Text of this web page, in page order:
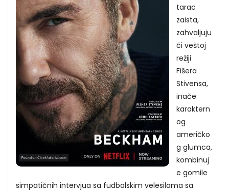
tarac
zaista,
zahvaljuju
ći veštoj
režiji
Fišera
Stivensa,
inače
karaktern
og
američko
g glumca,
kombinuj
e gomile
simpatičnih intervjua sa fudbalskim velesilama sa